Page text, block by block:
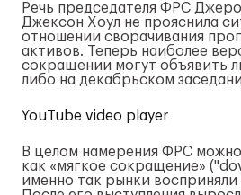
Речь председателя ФРС
Джексон Хоул не прояснила
отношении сворачивания
активов. Теперь наиболее
сокращении могут объявить
либо на декабрьском
YouTube video player
В целом намерения ФРС
как «мягкое сокращение»
именно так рынки восприняли